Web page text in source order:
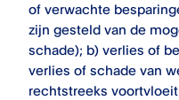
of verwachte
zijn gesteld van de
schade); b) verlies of
verlies of schade van
rechtstreeks